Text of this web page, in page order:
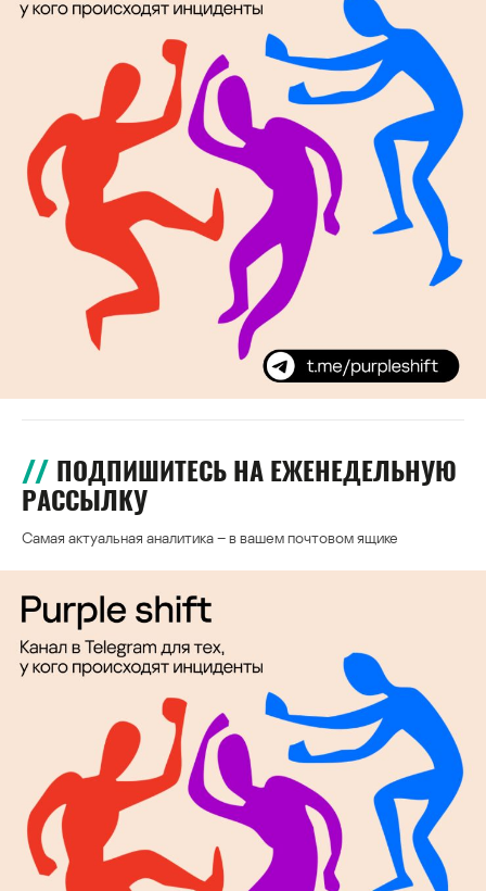
ПОДПИШИТЕСЬ НА ЕЖЕНЕДЕЛЬНУЮ
РАССЫЛКУ
Самая актуальная аналитика – в вашем почтовом ящике